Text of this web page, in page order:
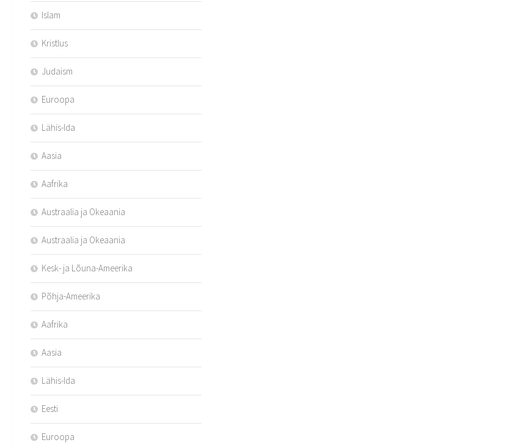
Islam
Kristlus
Judaism
Euroopa
Lähis-Ida
Aasia
Aafrika
Austraalia ja Okeaania
Austraalia ja Okeaania
Kesk- ja Lõuna-Ameerika
Põhja-Ameerika
Aafrika
Aasia
Lähis-Ida
Eesti
Euroopa